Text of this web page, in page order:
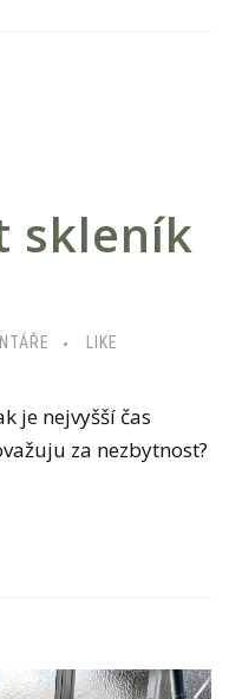
skleník
X
V
LIKE
je nejvyšší čas
za nezbytnost?